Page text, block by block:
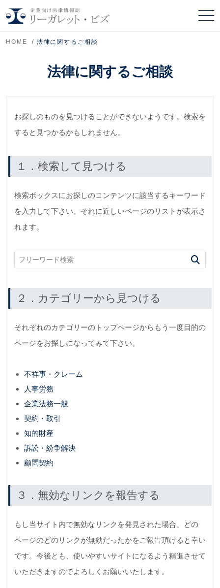
HOME 法律に関するご相談
法律に関するご相談
お探しのものを見つけることができないようです。検索を
すると見つかるかもしれません。
１．検索して見つける
検索ボックスにお探しのコンテンツに該当するキーワード
を入力して下さい。それに近しいページのリストが表示さ
れます。
２．カテゴリーから見つける
それぞれのカテゴリーのトップページからもう一度目的の
ページをお探しになってみて下さい。
不祥事・クレーム
人事労務
企業法務一般
契約・取引
知的財産
訴訟・紛争解決
顧問契約
３．無効なリンクを報告する
もし当サイト内で無効なリンクを発見された場合、どの
ページのどのリンクが無効だったかをご報告頂けると幸い
です。今後とも、使いやすいサイトになるよう精進させて
いただきますのでよろしくお願いいたします。